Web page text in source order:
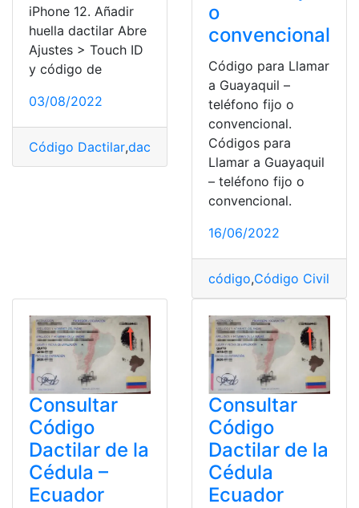
iPhone 12. Añadir
huella dactilar Abre
Ajustes > Touch ID
y código de
03/08/2022
Código Dactilar,dactilares huella,Instrucciones
o
convencional
Código para Llamar
a Guayaquil –
teléfono fijo o
convencional.
Códigos para
Llamar a Guayaquil
– teléfono fijo o
convencional.
16/06/2022
código,Código Civil
Consultar
Código
Dactilar de la
Cédula –
Ecuador
Consultar
Código
Dactilar de la
Cédula
Ecuador